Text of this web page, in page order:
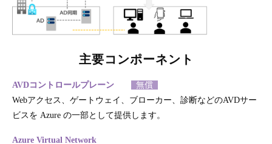
主要コンポーネント
AVDコントロールプレーン 無償
Webアクセス、ゲートウェイ、ブローカー、診断などのAVDサー
ビスを Azure の一部として提供します。
Azure Virtual Network